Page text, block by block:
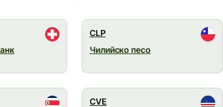
CLP
Чилийско песо
CVE